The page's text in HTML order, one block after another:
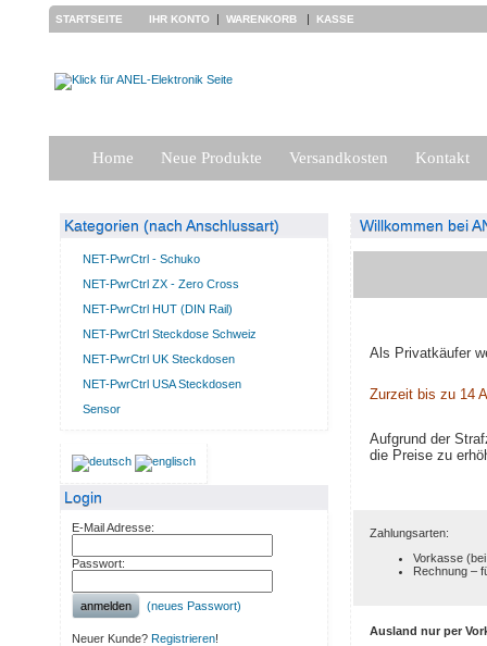
STARTSEITE IHR KONTO | WARENKORB | KASSE
Home Neue Produkte Versandkosten Kontakt
Kategorien (nach Anschlussart)
NET-PwrCtrl - Schuko
NET-PwrCtrl ZX - Zero Cross
NET-PwrCtrl HUT (DIN Rail)
NET-PwrCtrl Steckdose Schweiz
NET-PwrCtrl UK Steckdosen
NET-PwrCtrl USA Steckdosen
Sensor
Login
E-Mail Adresse:
Passwort:
anmelden (neues Passwort)
Neuer Kunde? Registrieren!
Willkommen bei
Als Privatkäufer
Zurzeit bis zu 14
Aufgrund der
die Preise zu
Zahlungsarten:
Vorkasse
Rechnung –
Ausland nur per